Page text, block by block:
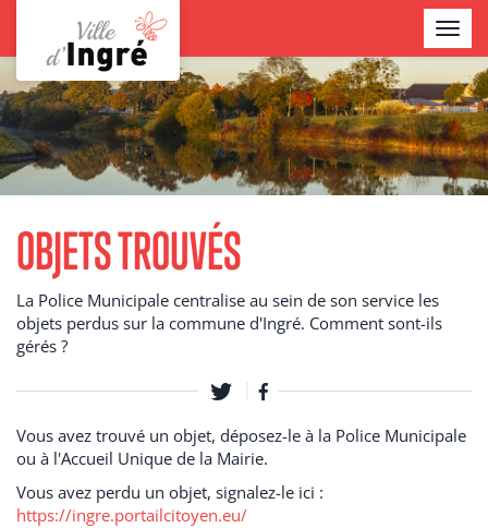
contenu
principal
Contenu
OBJETS TROUVÉS
La Police Municipale centralise au sein de son service les
objets perdus sur la commune d'Ingré. Comment sont-ils
gérés ?
Vous avez trouvé un objet, déposez-le à la Police Municipale
ou à l'Accueil Unique de la Mairie.
Vous avez perdu un objet, signalez-le ici :
https://ingre.portailcitoyen.eu/